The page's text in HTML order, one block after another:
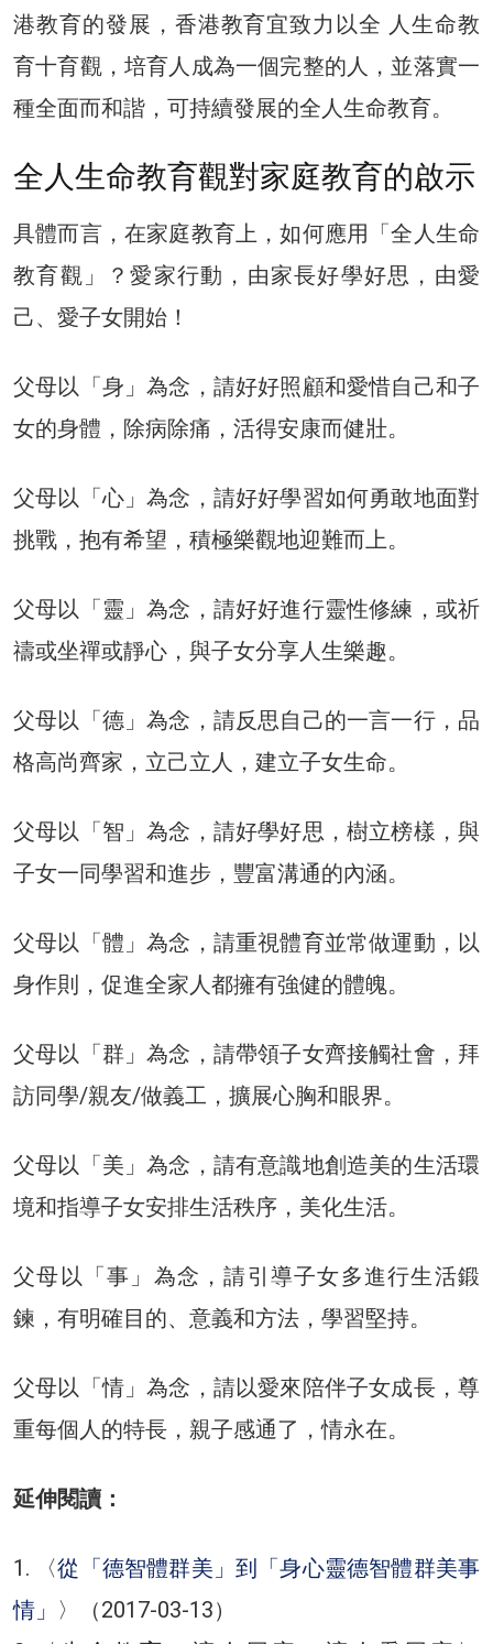
港教育的發展，香港教育宜致力以全 人生命教
育十育觀，培育人成為一個完整的人，並落實一
種全面而和諧，可持續發展的全人生命教育。
全人生命教育觀對家庭教育的啟示
具體而言，在家庭教育上，如何應用「全人生命
教育觀」？愛家行動，由家長好學好思，由愛
己、愛子女開始！
父母以「身」為念，請好好照顧和愛惜自己和子
女的身體，除病除痛，活得安康而健壯。
父母以「心」為念，請好好學習如何勇敢地面對
挑戰，抱有希望，積極樂觀地迎難而上。
父母以「靈」為念，請好好進行靈性修練，或祈
禱或坐禪或靜心，與子女分享人生樂趣。
父母以「德」為念，請反思自己的一言一行，品
格高尚齊家，立己立人，建立子女生命。
父母以「智」為念，請好學好思，樹立榜樣，與
子女一同學習和進步，豐富溝通的內涵。
父母以「體」為念，請重視體育並常做運動，以
身作則，促進全家人都擁有強健的體魄。
父母以「群」為念，請帶領子女齊接觸社會，拜
訪同學/親友/做義工，擴展心胸和眼界。
父母以「美」為念，請有意識地創造美的生活環
境和指導子女安排生活秩序，美化生活。
父母以「事」為念，請引導子女多進行生活鍛
鍊，有明確目的、意義和方法，學習堅持。
父母以「情」為念，請以愛來陪伴子女成長，尊
重每個人的特長，親子感通了，情永在。
延伸閱讀：
1. 〈從「德智體群美」到「身心靈德智體群美事
情」 〉（2017-03-13）